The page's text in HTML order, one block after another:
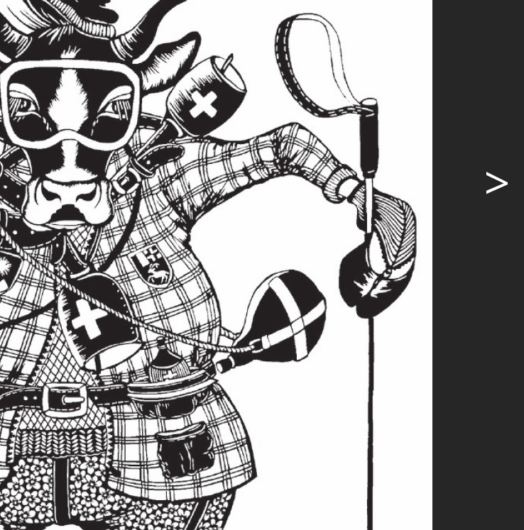
Schulzeugnis eingetragen», sagte der
Hans-Jürgen Glatz am Sonntag, 15.
Monika Flütsch.
Flütsch im Hüsy aus. «Es ist so
hatte auszustellen, besonders mit
erzählte die Künstlerin, die als junge
dreidimensional in verschiedenen
bin zum Scherenschnitt gekommen wie
klein waren, hatten wir ein Märchenbuch
und ich konnte gar nichts damit
mit der Berufs-Scherenschneiderin
Traditionelle nicht zu. Ich begann
Susanne meldete mich an der
an und es wurde mir mitgeteilt,
Nach langer Abwägung
und seitdem bin ich dabei», erinnert
haben eine fast magische
Murmeltier, guckt selbstbewusst und
zweibeinige Kühe treten hervor, Tiere
über die wellenförmigen Linien der
Porträts der älteren Bewohner der
>